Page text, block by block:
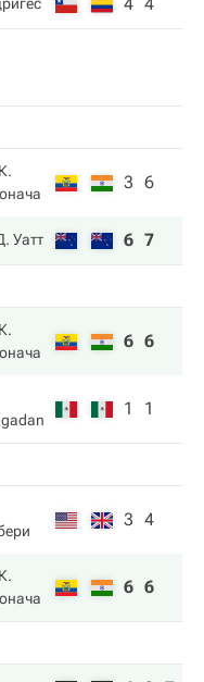
3 6
Уатт 6 7
6 6
1 1
3 4
6 6